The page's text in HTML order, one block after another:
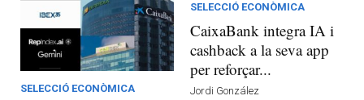
SELECCIÓ ECONÒMICA
SELECCIÓ ECONÒMICA
CaixaBank integra IA i
cashback a la seva app
per reforçar...
Jordi González